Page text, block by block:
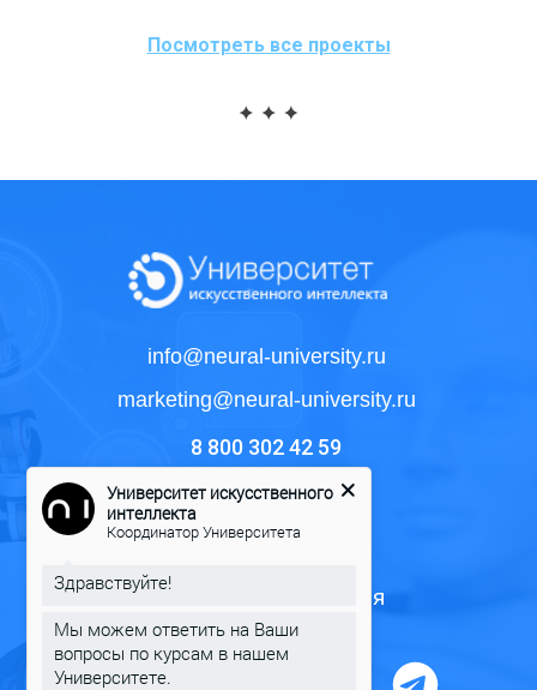
Посмотреть все проекты
info@neural-university.ru
marketing@neural-university.ru
8 800 302 42 59
Программы обучения
Университет искусственного
интеллекта
Координатор Университета
Здравствуйте!
Мы можем ответить на Ваши
вопросы по курсам в нашем
Университете.